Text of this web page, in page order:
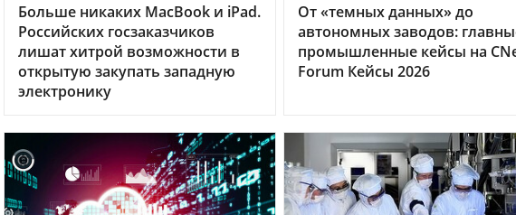
Больше никаких MacBook и iPad.
Российских госзаказчиков
лишат хитрой возможности в
открытую закупать западную
электронику
От «темных данных» до
автономных заводов:
промышленные кейсы на
Forum Кейсы 2026